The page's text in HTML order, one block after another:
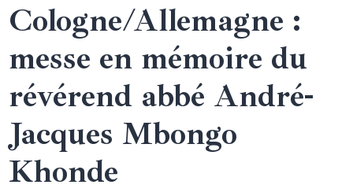
Cologne/Allemagne :
messe en mémoire du
révérend abbé André-
Jacques Mbongo
Khonde